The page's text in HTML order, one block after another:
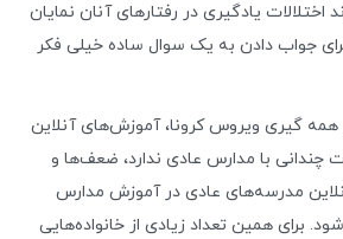
یادگیری در رفتارهای آنان نمایان
جواب دادن به یک سوال ساده خیلی فکر
همه گیری ویروس کرونا، آموزش‌های آنلاین
چندانی با مدارس عادی ندارد، ضعف‌ها و
مدرسه‌های عادی در آموزش مدارس
برای همین تعداد زیادی از خانواده‌هایی